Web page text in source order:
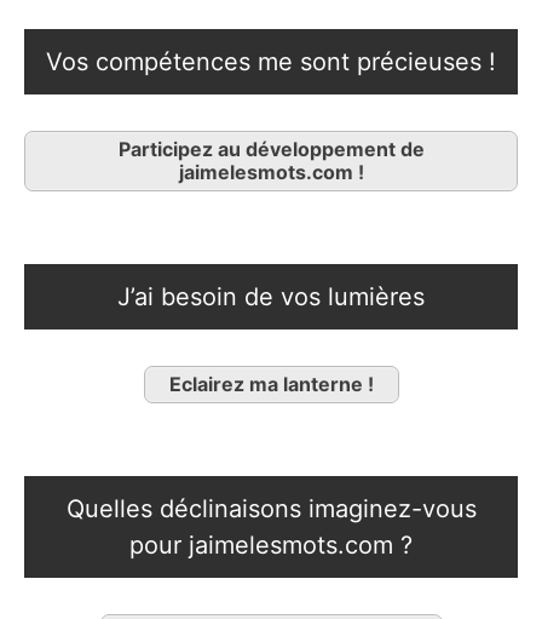
Vos compétences me sont précieuses !
Participez au développement de
jaimelesmots.com !
J’ai besoin de vos lumières
Eclairez ma lanterne !
Quelles déclinaisons imaginez-vous
pour jaimelesmots.com ?